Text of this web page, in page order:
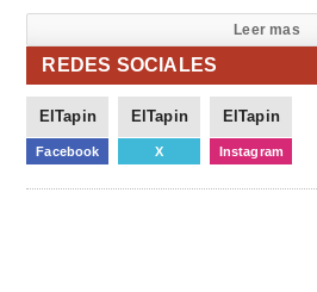
Leer mas
REDES SOCIALES
ElTapin
Facebook
ElTapin
X
ElTapin
Instagram